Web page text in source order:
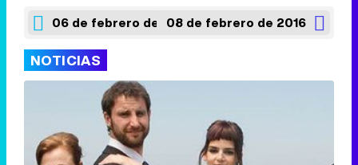
06 de febrero de 201608 de febrero de 2016
NOTICIAS